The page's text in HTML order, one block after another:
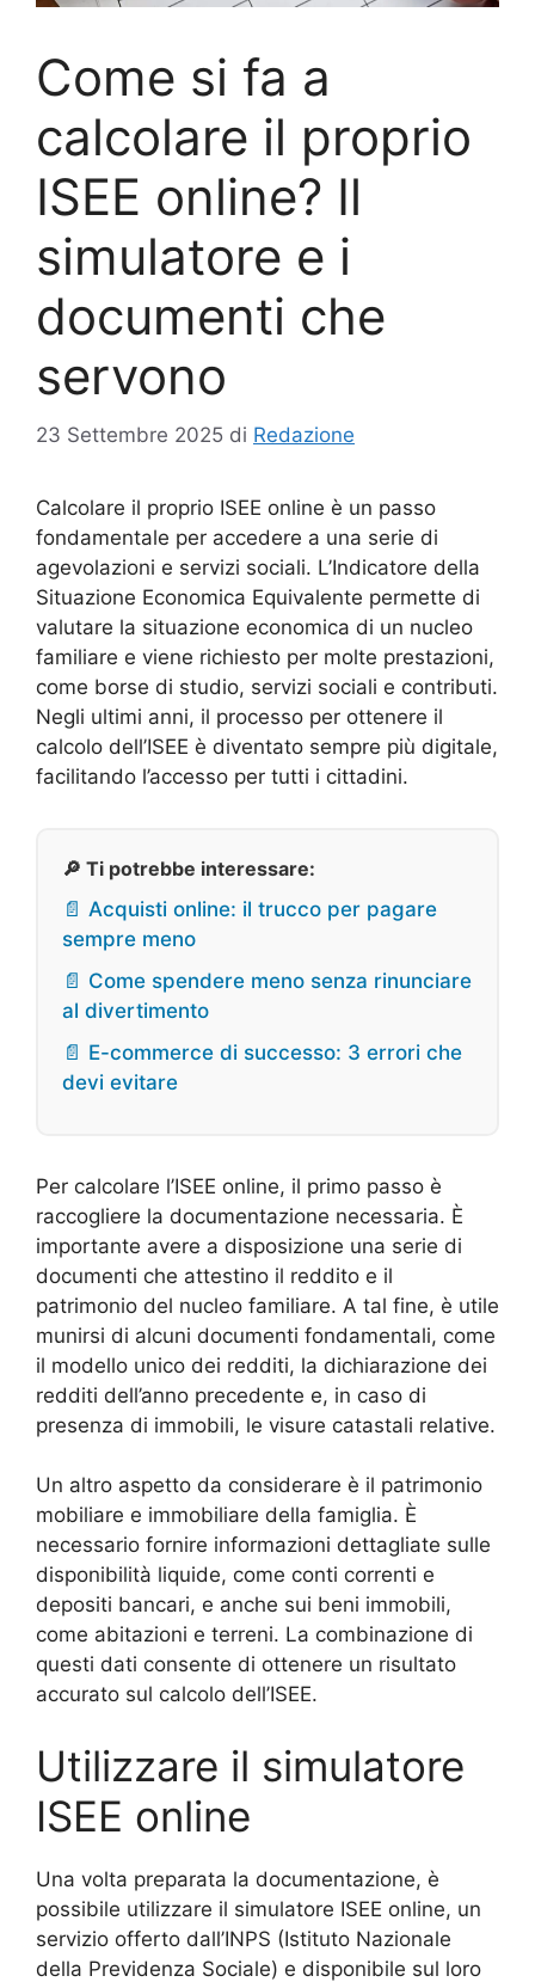
Come si fa a
calcolare il proprio
ISEE online? Il
simulatore e i
documenti che
servono
23 Settembre 2025 di Redazione
Calcolare il proprio ISEE online è un passo
fondamentale per accedere a una serie di
agevolazioni e servizi sociali. L’Indicatore della
Situazione Economica Equivalente permette di
valutare la situazione economica di un nucleo
familiare e viene richiesto per molte prestazioni,
come borse di studio, servizi sociali e contributi.
Negli ultimi anni, il processo per ottenere il
calcolo dell’ISEE è diventato sempre più digitale,
facilitando l’accesso per tutti i cittadini.
🔎 Ti potrebbe interessare:
📄 Acquisti online: il trucco per pagare
sempre meno
📄 Come spendere meno senza rinunciare
al divertimento
📄 E-commerce di successo: 3 errori che
devi evitare
Per calcolare l’ISEE online, il primo passo è
raccogliere la documentazione necessaria. È
importante avere a disposizione una serie di
documenti che attestino il reddito e il
patrimonio del nucleo familiare. A tal fine, è utile
munirsi di alcuni documenti fondamentali, come
il modello unico dei redditi, la dichiarazione dei
redditi dell’anno precedente e, in caso di
presenza di immobili, le visure catastali relative.
Un altro aspetto da considerare è il patrimonio
mobiliare e immobiliare della famiglia. È
necessario fornire informazioni dettagliate sulle
disponibilità liquide, come conti correnti e
depositi bancari, e anche sui beni immobili,
come abitazioni e terreni. La combinazione di
questi dati consente di ottenere un risultato
accurato sul calcolo dell’ISEE.
Utilizzare il simulatore
ISEE online
Una volta preparata la documentazione, è
possibile utilizzare il simulatore ISEE online, un
servizio offerto dall’INPS (Istituto Nazionale
della Previdenza Sociale) e disponibile sul loro